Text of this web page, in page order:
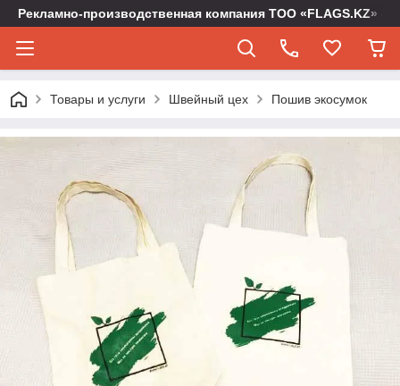
Рекламно-производственная компания ТОО «FLAGS.KZ» -
Товары и услуги Швейный цех Пошив экосумок